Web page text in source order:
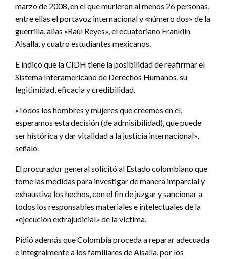
marzo de 2008, en el que murieron al menos 26 personas,
entre ellas el portavoz internacional y «número dos» de la
guerrilla, alias «Raúl Reyes», el ecuatoriano Franklin
Aisalla, y cuatro estudiantes mexicanos.
E indicó que la CIDH tiene la posibilidad de reafirmar el
Sistema Interamericano de Derechos Humanos, su
legitimidad, eficacia y credibilidad.
«Todos los hombres y mujeres que creemos en él,
esperamos esta decisión (de admisibilidad), que puede
ser histórica y dar vitalidad a la justicia internacional»,
señaló.
El procurador general solicitó al Estado colombiano que
tome las medidas para investigar de manera imparcial y
exhaustiva los hechos, con el fin de juzgar y sancionar a
todos los responsables materiales e intelectuales de la
«ejecución extrajudicial» de la víctima.
Pidió además que Colombia proceda a reparar adecuada
e integralmente a los familiares de Aisalla, por los